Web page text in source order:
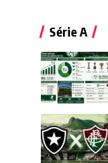
Série A